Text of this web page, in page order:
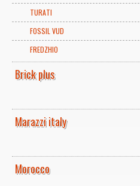
TURATI
FOSSIL VUD
FREDZHIO
Brick plus
Marazzi italy
Morocco